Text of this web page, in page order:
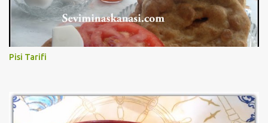
Pisi Tarifi